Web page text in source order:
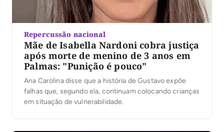
Repercussão nacional
Mãe de Isabella Nardoni cobra justiça
após morte de menino de 3 anos em
Palmas: "Punição é pouco"
Ana Carolina disse que a história de Gustavo expõe
falhas que, segundo ela, continuam colocando crianças
em situação de vulnerabilidade.